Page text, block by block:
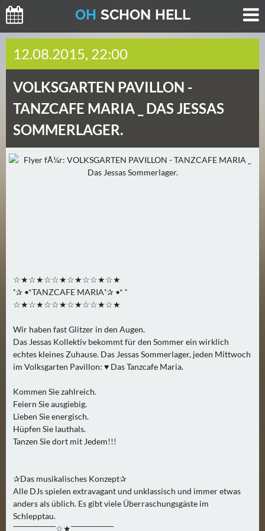
OH SCHON HELL
H
E
T
E
(
0
)
0
)
E
B
E
M
O
R
G
E
(
0
)
12.08.2015, 22:00
VOLKSGARTEN PAVILLON -
TANZCAFE MARIA _ DAS JESSAS
SOMMERLAGER.
☆★☆★☆☆★☆★☆☆★☆★
˚✰ •*TANZCAFE MARIA˚✰ •* ˚
☆★☆★☆☆★☆★☆☆★☆★
Wir haben fast Glitzer in den Augen.
Das Jessas Kollektiv bekommt für den Sommer ein wirklich
echtes kleines Zuhause. Das Jessas Sommerlager, jeden Mittwoch
im Volksgarten Pavillon: ♥ Das Tanzcafe Maria.
Kommen Sie zahlreich.
Feiern Sie ausgiebig.
Lieben Sie energisch.
Hüpfen Sie lauthals.
Tanzen Sie dort mit Jedem!!!
✰Das musikalisches Konzept✰
Alle DJs spielen extravagant und unklassisch und immer etwas
anders als üblich. Es gibt viele Überraschungsgäste im
Schlepptau.
¯¯¯¯¯¯¯¯¯¯¯¯¯¯¯¯¯¯☆★¯¯¯¯¯¯¯¯¯¯¯¯¯¯¯¯¯¯